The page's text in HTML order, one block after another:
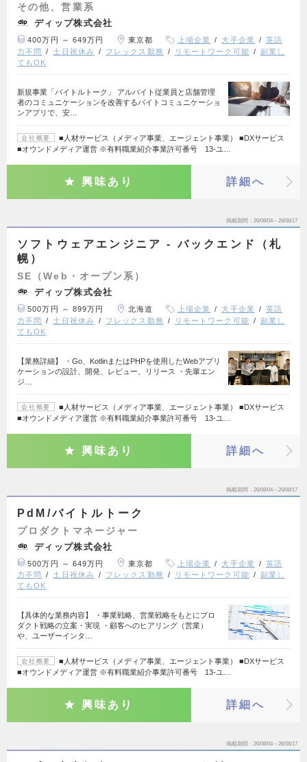
その他、営業系
ディップ株式会社
400万円 ～ 649万円 東京都 上場企業 大手企業
英語
力不問
土日祝休み フレックス勤務 リモートワーク可能
副業し
てもOK
新規事業「バイトルトーク」 アルバイト従業員と店舗管理
者のコミュニケーションを改善するバイトコミュニケーショ
ンアプリで、安…
会社概要
■人材サービス（メディア事業、エージェント事業） ■DXサービス
■オウンドメディア運営 ※有料職業紹介事業許可番号 13-ユ…
興味あり 詳細へ
掲載期間 26/08/04～26/08/17
ソフトウェアエンジニア - バックエンド（札
幌）
SE（Web・オープン系）
ディップ株式会社
500万円 ～ 899万円 北海道 上場企業 大手企業
英語
力不問
土日祝休み フレックス勤務 リモートワーク可能
副業し
てもOK
【業務詳細】 ・Go、KotlinまたはPHPを使用したWebアプリ
ケーションの設計、開発、レビュー、リリース ・先輩エン
ジ…
会社概要
■人材サービス（メディア事業、エージェント事業） ■DXサービス
■オウンドメディア運営 ※有料職業紹介事業許可番号 13-ユ…
興味あり 詳細へ
掲載期間 26/08/04～26/08/17
PdM/バイトルトーク
プロダクトマネージャー
ディップ株式会社
500万円 ～ 649万円 東京都 上場企業 大手企業
英語
力不問
土日祝休み フレックス勤務 リモートワーク可能
副業し
てもOK
【具体的な業務内容】 ・事業戦略、営業戦略をもとにプロ
ダクト戦略の立案・実現 ・顧客へのヒアリング（営業）
や、ユーザーインタ…
会社概要
■人材サービス（メディア事業、エージェント事業） ■DXサービス
■オウンドメディア運営 ※有料職業紹介事業許可番号 13-ユ…
興味あり 詳細へ
掲載期間 26/08/04～26/08/17